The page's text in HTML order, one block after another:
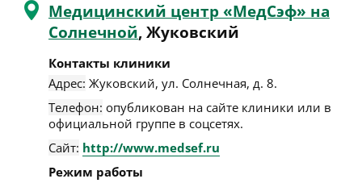
Медицинский центр «МедСэф» на
Солнечной, Жуковский
Контакты клиники
Адрес: Жуковский, ул. Солнечная, д. 8.
Телефон: опубликован на сайте клиники или в
официальной группе в соцсетях.
Сайт: http://www.medsef.ru
Режим работы